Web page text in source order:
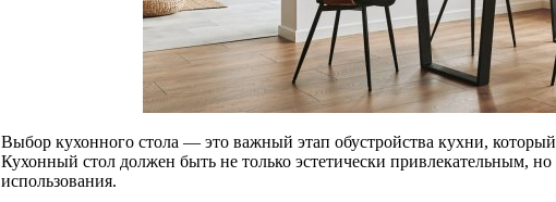
Выбор кухонного стола — это важный этап обустройства кухни, который
Кухонный стол должен быть не только эстетически привлекательным,
использования.